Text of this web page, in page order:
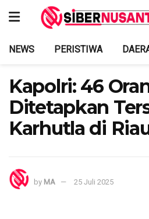
NEWS PERISTIWA
Kapolri: 46
Ditetapkan
Karhutla di
by MA 25 Juli 2025